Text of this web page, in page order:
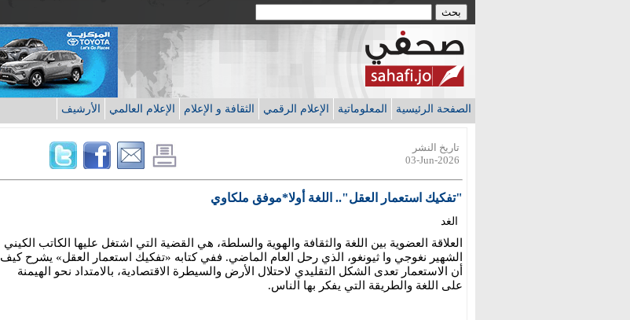
الصفحة الرئيسية المعلوماتية الإعلام الرقمي الثقافة و الإعلام الإعلام العالمي الأرشيف
تاريخ النشر
03-Jun-2026
"تفكيك استعمار العقل".. اللغة أولا*موفق ملكاوي
الغد
العلاقة العضوية بين اللغة والثقافة والهوية والسلطة، هي القضية التي اشتغل عليها الكاتب الكيني
الشهير نغوجي وا ثيونغو، الذي رحل العام الماضي. ففي كتابه «تفكيك استعمار العقل» يشرح كيف
أن الاستعمار تعدى الشكل التقليدي لاحتلال الأرض والسيطرة الاقتصادية، بالامتداد نحو الهيمنة
على اللغة والطريقة التي يفكر بها الناس.